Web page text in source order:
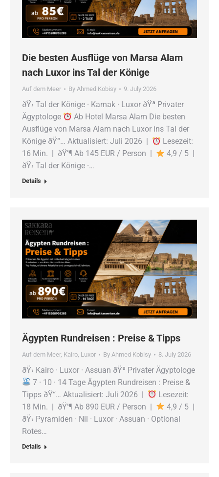
Die besten Ausflüge von Marsa Alam
nach Luxor ins Tal der Könige
Auf dem Meer By Ahmed Kobisy 9. July 2026
ðŸ› Tal der Könige · Karnak · Luxor ðŸª Privater
Ägyptologe
Ab Hotel Marsa Alam Die besten
Ausflüge von Marsa Alam nach Luxor ins Tal der
Könige ðŸ“… Aktualisiert: Juli 2026 |
Lesezeit:
16 Min. | ðŸ’¶ Ab 145 EUR / Person |
4,9 / 5 |
ðŸ› Tal der Könige ·…
Details
Ägypten Rundreisen : Preise & Tipps
Auf dem Meer, Kairo Luxor By Ahmed Kobisy 8. July 2026
ðŸ› Kairo · Luxor · Assuan ðŸª Privater Ägyptologe
7 · 10 · 14 Tage Ägypten Rundreisen : Preise &
Tipps ðŸ“… Aktualisiert: Juli 2026 |
Lesezeit:
18 Min. | ðŸ’¶ Ab 890 EUR / Person |
4,9 / 5 |
ðŸ› Pyramiden · Nil · Luxor · Assuan · Optional
Rotes…
Details